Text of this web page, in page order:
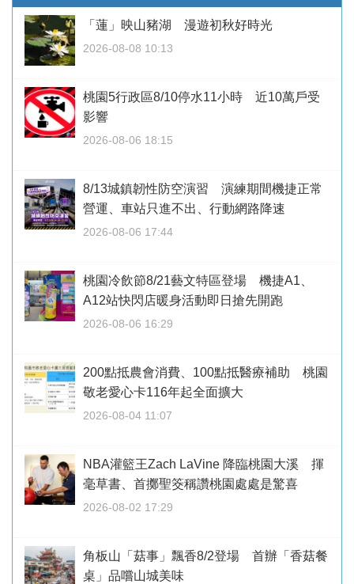
「蓮」映山豬湖 漫遊初秋好時光
2026-08-08 10:13
桃園5行政區8/10停水11小時 近10萬戶受
影響
2026-08-06 18:15
8/13城鎮韌性防空演習 演練期間機捷正常
營運、車站只進不出、行動網路降速
2026-08-06 17:44
桃園冷飲節8/21藝文特區登場 機捷A1、
A12站快閃店暖身活動即日搶先開跑
2026-08-06 16:29
200點抵農會消費、100點抵醫療補助 桃園
敬老愛心卡116年起全面擴大
2026-08-04 11:07
NBA灌籃王Zach LaVine 降臨桃園大溪 揮
毫草書、首擲聖筊稱讚桃園處處是驚喜
2026-08-02 17:29
角板山「菇事」飄香8/2登場 首辦「香菇餐
桌」品嚐山城美味